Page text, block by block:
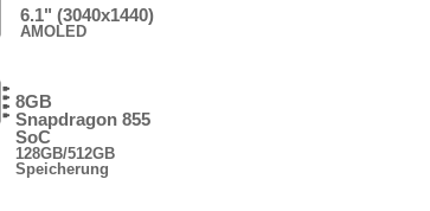
6.1" (3040x1440)
AMOLED
8GB
Snapdragon 855
SoC
128GB/512GB
Speicherung